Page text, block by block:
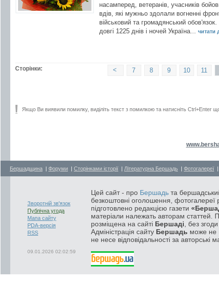
насамперед, ветеранів, учасників
вдів, які мужньо здолали вогненні
військовий та громадянський
довгі 1225 днів і ночей Україна... читати
Сторінки: 11
10
9
8
7
<
Якщо Ви виявили помилку, виділіть текст з помилкою та натисніть Ctrl+Enter
Бершадщина | Форуми | Сторінками історії | Літературна Бершадь | Фотогалереї
Зворотній зв'язок
Публічна угода
Мапа сайту
PDA-версія
RSS
09.01.2026 02:02:59
Цей сайт - про Бершадь та
безкоштовні оголошення, фотогалереї
підготовлено редакцією газети
матеріали належать авторам статтей.
розміщена на сайті Бершаді , без
Адміністрація сайту Бершадь може не
не несе відповідальності за авторські